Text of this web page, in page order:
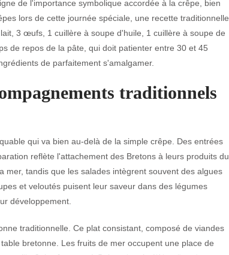
de l'importance symbolique accordée à la crêpe, bien
lors de cette journée spéciale, une recette traditionnelle
3 œufs, 1 cuillère à soupe d'huile, 1 cuillère à soupe de
de repos de la pâte, qui doit patienter entre 30 et 45
de parfaitement s'amalgamer.
traditionnels
qui va bien au-delà de la simple crêpe. Des entrées
reflète l'attachement des Bretons à leurs produits du
tandis que les salades intègrent souvent des algues
et veloutés puisent leur saveur dans des légumes
développement.
traditionnelle. Ce plat consistant, composé de viandes
bretonne. Les fruits de mer occupent une place de